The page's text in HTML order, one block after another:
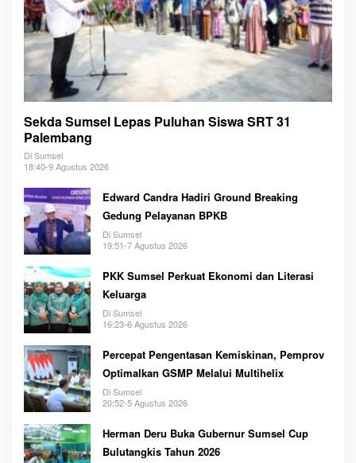
Sekda Sumsel Lepas Puluhan Siswa SRT 31
Palembang
Di Sumsel
18:40-9 Agustus 2026
Edward Candra Hadiri Ground Breaking
Gedung Pelayanan BPKB
Di Sumsel
19:51-7 Agustus 2026
PKK Sumsel Perkuat Ekonomi dan Literasi
Keluarga
Di Sumsel
16:23-6 Agustus 2026
Percepat Pengentasan Kemiskinan, Pemprov
Optimalkan GSMP Melalui Multihelix
Di Sumsel
20:52-5 Agustus 2026
Herman Deru Buka Gubernur Sumsel Cup
Bulutangkis Tahun 2026